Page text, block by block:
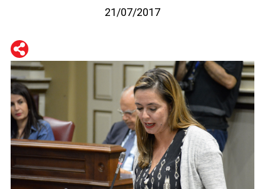
21/07/2017
Facebook